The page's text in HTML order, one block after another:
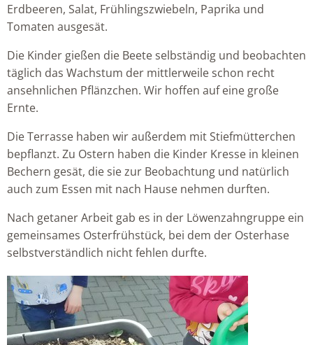
Erdbeeren, Salat, Frühlingszwiebeln, Paprika und
Tomaten ausgesät.
Die Kinder gießen die Beete selbständig und beobachten
täglich das Wachstum der mittlerweile schon recht
ansehnlichen Pflänzchen. Wir hoffen auf eine große
Ernte.
Die Terrasse haben wir außerdem mit Stiefmütterchen
bepflanzt. Zu Ostern haben die Kinder Kresse in kleinen
Bechern gesät, die sie zur Beobachtung und natürlich
auch zum Essen mit nach Hause nehmen durften.
Nach getaner Arbeit gab es in der Löwenzahngruppe ein
gemeinsames Osterfrühstück, bei dem der Osterhase
selbstverständlich nicht fehlen durfte.